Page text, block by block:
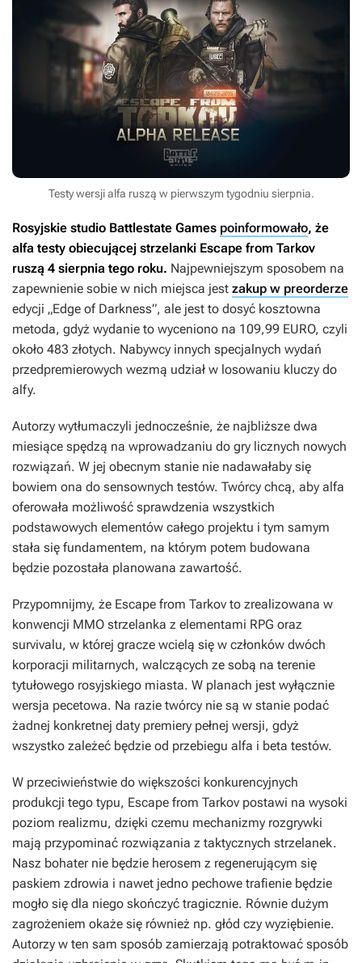
Testy wersji alfa ruszą w pierwszym tygodniu sierpnia.
Rosyjskie studio Battlestate Games poinformowało, że
alfa testy obiecującej strzelanki Escape from Tarkov
ruszą 4 sierpnia tego roku. Najpewniejszym sposobem na
zapewnienie sobie w nich miejsca jest zakup w preorderze
edycji „Edge of Darkness”, ale jest to dosyć kosztowna
metoda, gdyż wydanie to wyceniono na 109,99 EURO, czyli
około 483 złotych. Nabywcy innych specjalnych wydań
przedpremierowych wezmą udział w losowaniu kluczy do
alfy.
Autorzy wytłumaczyli jednocześnie, że najbliższe dwa
miesiące spędzą na wprowadzaniu do gry licznych nowych
rozwiązań. W jej obecnym stanie nie nadawałaby się
bowiem ona do sensownych testów. Twórcy chcą, aby alfa
oferowała możliwość sprawdzenia wszystkich
podstawowych elementów całego projektu i tym samym
stała się fundamentem, na którym potem budowana
będzie pozostała planowana zawartość.
Przypomnijmy, że Escape from Tarkov to zrealizowana w
konwencji MMO strzelanka z elementami RPG oraz
survivalu, w której gracze wcielą się w członków dwóch
korporacji militarnych, walczących ze sobą na terenie
tytułowego rosyjskiego miasta. W planach jest wyłącznie
wersja pecetowa. Na razie twórcy nie są w stanie podać
żadnej konkretnej daty premiery pełnej wersji, gdyż
wszystko zależeć będzie od przebiegu alfa i beta testów.
W przeciwieństwie do większości konkurencyjnych
produkcji tego typu, Escape from Tarkov postawi na wysoki
poziom realizmu, dzięki czemu mechanizmy rozgrywki
mają przypominać rozwiązania z taktycznych strzelanek.
Nasz bohater nie będzie herosem z regenerującym się
paskiem zdrowia i nawet jedno pechowe trafienie będzie
mogło się dla niego skończyć tragicznie. Równie dużym
zagrożeniem okaże się również np. głód czy wyziębienie.
Autorzy w ten sam sposób zamierzają potraktować sposób